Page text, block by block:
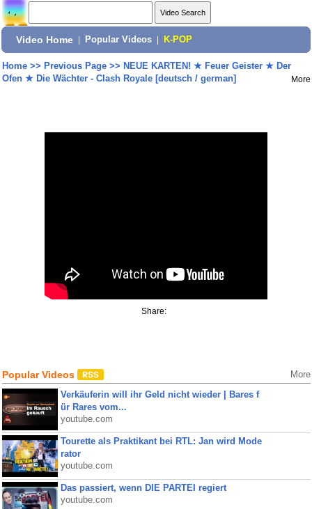
Video Home Popular Videos K-POP
Home>> Previous Page>> NEUE KARTEN! ★ Feuer Geister ★ Der
Ofen ★ Die Wächter - Clash Royale [deutsch / german]
More
Share:
Popular Videos More
Verkäuferin will ihr Geld nicht wieder | Bares f
ür Rares vom...
youtube.com
Tourette als Praktikant bei RTL: Jan wird Mode
rator
youtube.com
Das passiert, wenn DIE PARTEI regiert
youtube.com